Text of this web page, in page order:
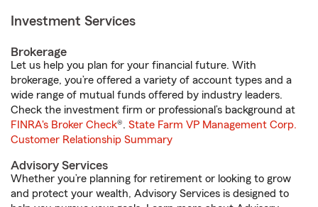
Investment Services
Brokerage
Let us help you plan for your financial future. With
brokerage, you’re offered a variety of account types and a
wide range of mutual funds offered by industry leaders.
Check the investment firm or professional’s background at
FINRA's Broker Check®. State Farm VP Management Corp.
Customer Relationship Summary
Advisory Services
Whether you’re planning for retirement or looking to grow
and protect your wealth, Advisory Services is designed to